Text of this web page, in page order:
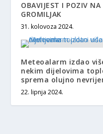
OBAVIJEST I POZIV NA
GROMILJAK
31. kolovoza 2024.
Meteoalarm izdao
nekim dijelovima
sprema olujno
22. lipnja 2024.